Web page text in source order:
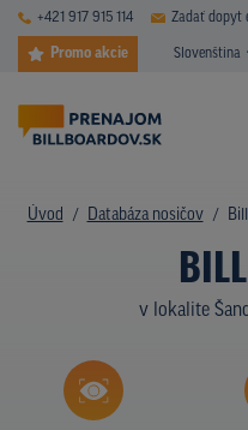
+421 917 915 114 Zadať dopyt
Promo akcie Slovenština
Úvod Databáza nosičov
v lokalite